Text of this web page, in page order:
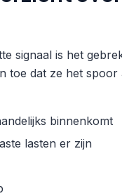
signaal is het
toe dat ze het
binnenkomt
lasten er zijn